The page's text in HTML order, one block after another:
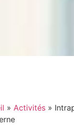
» Activités »